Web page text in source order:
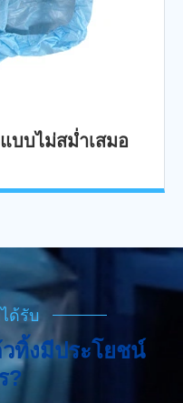
บบไม่สม่ำเสมอ
ด้รับ
ทิ้งมีประโยชน์
?